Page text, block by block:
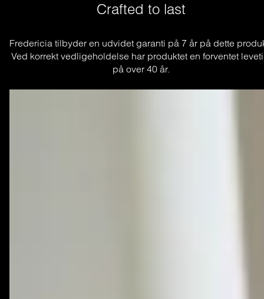
Crafted to last
Fredericia tilbyder en udvidet garanti på 7 år på dette
Ved korrekt vedligeholdelse har produktet en forventet
på over 40 år.